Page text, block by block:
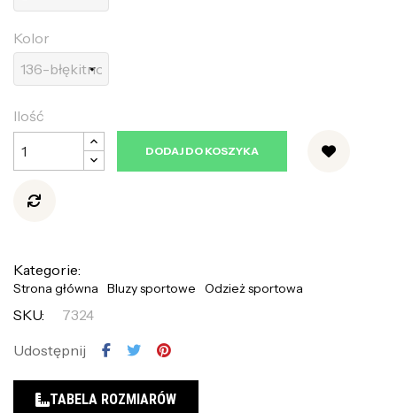
Kolor
Ilość
DODAJ DO KOSZYKA
Kategorie:
Strona główna Bluzy sportowe Odzież sportowa
SKU:
7324
Udostępnij
TABELA ROZMIARÓW